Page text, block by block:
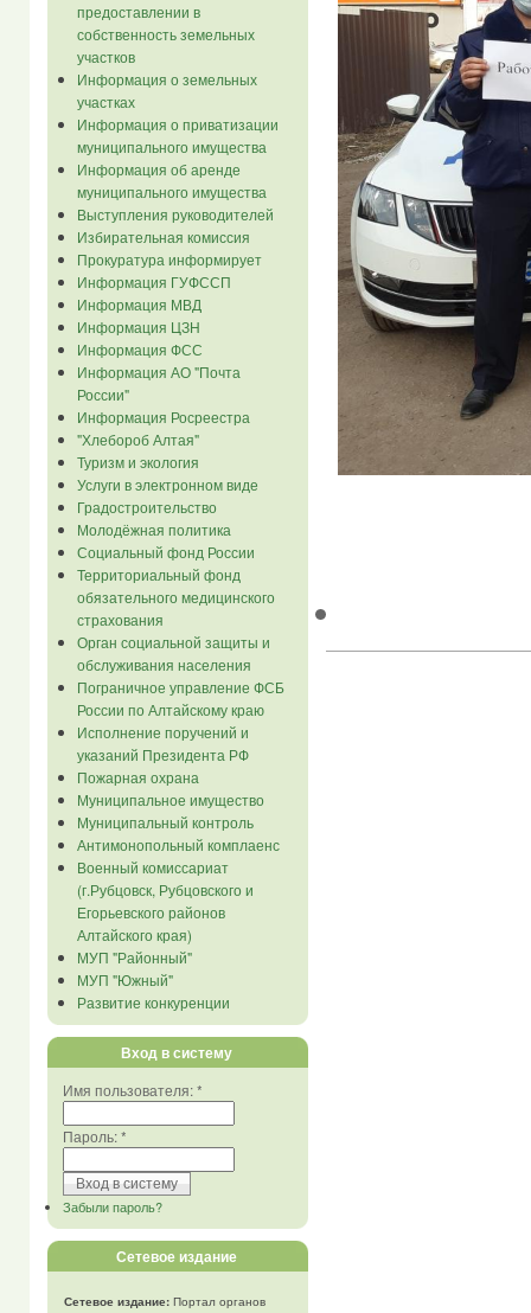
предоставлении в
собственность земельных
участков
Информация о земельных
участках
Информация о приватизации
муниципального имущества
Информация об аренде
муниципального имущества
Выступления руководителей
Избирательная комиссия
Прокуратура информирует
Информация ГУФССП
Информация МВД
Информация ЦЗН
Информация ФСС
Информация АО "Почта
России"
Информация Росреестра
"Хлебороб Алтая"
Туризм и экология
Услуги в электронном виде
Градостроительство
Молодёжная политика
Социальный фонд России
Территориальный фонд
обязательного медицинского
страхования
Орган социальной защиты и
обслуживания населения
Пограничное управление ФСБ
России по Алтайскому краю
Исполнение поручений и
указаний Президента РФ
Пожарная охрана
Муниципальное имущество
Муниципальный контроль
Антимонопольный комплаенс
Военный комиссариат
(г.Рубцовск, Рубцовского и
Егорьевского районов
Алтайского края)
МУП "Районный"
МУП "Южный"
Развитие конкуренции
Вход в систему
Имя пользователя:*
Пароль:*
Забыли пароль?
Сетевое издание
Сетевое издание:Портал органов